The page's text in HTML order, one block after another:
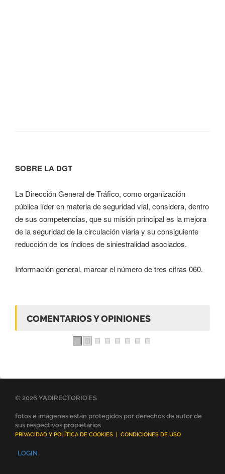
SOBRE LA DGT
La Dirección General de Tráfico, como organización
pública líder en materia de seguridad vial, considera, dentro
de sus competencias, que su misión principal es la mejora
de la seguridad de la circulación viaria y su consiguiente
reducción de los índices de siniestralidad asociados.
Información general, marcar el número de tres cifras 060.
COMENTARIOS Y OPINIONES
© 2026 YADIRECTORIO.ES
fotos e imágenes están protegidos por derechos de autor de
sus respectivos propietarios
PRIVACIDAD Y POLÍTICA DE COOKIES | CONDICIONES DE USO
LOGIN